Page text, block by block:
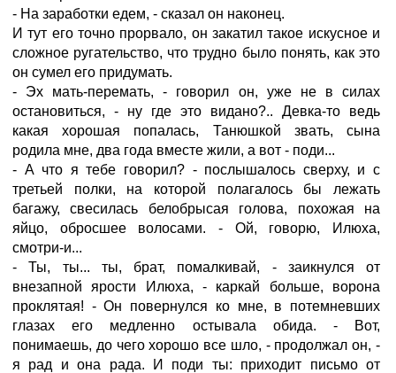
- На заработки едем, - сказал он наконец.
И тут его точно прорвало, он закатил такое искусное и
сложное ругательство, что трудно было понять, как это
он сумел его придумать.
- Эх мать-перемать, - говорил он, уже не в силах
остановиться, - ну где это видано?.. Девка-то ведь
какая хорошая попалась, Танюшкой звать, сына
родила мне, два года вместе жили, а вот - поди...
- А что я тебе говорил? - послышалось сверху, и с
третьей полки, на которой полагалось бы лежать
багажу, свесилась белобрысая голова, похожая на
яйцо, обросшее волосами. - Ой, говорю, Илюха,
смотри-и...
- Ты, ты... ты, брат, помалкивай, - заикнулся от
внезапной ярости Илюха, - каркай больше, ворона
проклятая! - Он повернулся ко мне, в потемневших
глазах его медленно остывала обида. - Вот,
понимаешь, до чего хорошо все шло, - продолжал он, -
я рад и она рада. И поди ты: приходит письмо от